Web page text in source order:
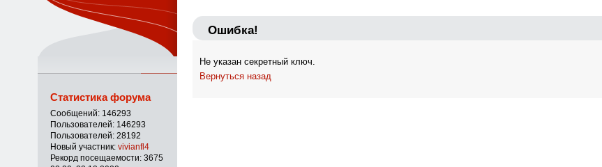
Ошибка!
Не указан секретный ключ.
Вернуться назад
Статистика форума
Сообщений: 146293
Пользователей: 146293
Пользователей: 28192
Новый участник: vivianfl4
Рекорд посещаемости: 3675